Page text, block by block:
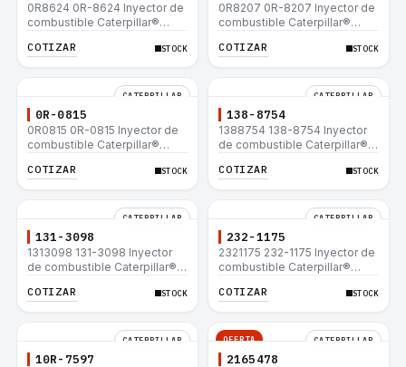
0R8624 0R-8624 Inyector de
combustible Caterpillar®
657E 631E 988F II
COTIZAR STOCK
0R8207 0R-8207 Inyector de
combustible Caterpillar®
657E 631E 988F II
COTIZAR STOCK
CATERPILLAR
0R-0815
0R0815 0R-0815 Inyector de
combustible Caterpillar®
657E 631E 988F II
COTIZAR STOCK
CATERPILLAR
138-8754
1388754 138-8754 Inyector
de combustible Caterpillar®
657E 631E 988F II
COTIZAR STOCK
CATERPILLAR
131-3098
1313098 131-3098 Inyector
de combustible Caterpillar®
657E 631E 988F II
COTIZAR STOCK
CATERPILLAR
232-1175
2321175 232-1175 Inyector de
combustible Caterpillar®
657E 631E 988F II
COTIZAR STOCK
CATERPILLAR
10R-7597
OFERTA CATERPILLAR
2165478